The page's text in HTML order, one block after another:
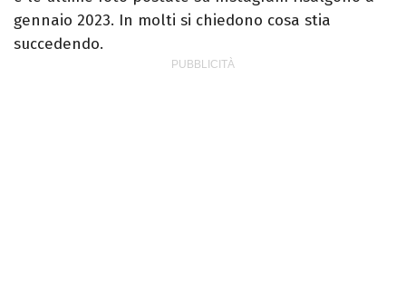
gennaio 2023. In molti si chiedono cosa stia
succedendo.